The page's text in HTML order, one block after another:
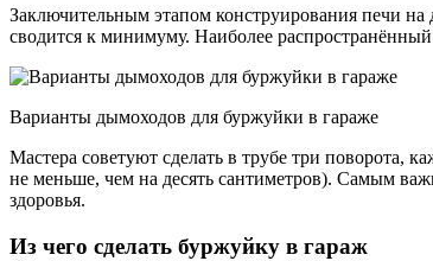
Заключительным этапом конструирования печи на
сводится к минимуму. Наиболее
Варианты дымоходов для буржуйки в гараже
Мастера советуют сделать в трубе три поворота,
не меньше, чем на десять сантиметров). Самым
здоровья.
Из чего сделать буржуйку в гараж